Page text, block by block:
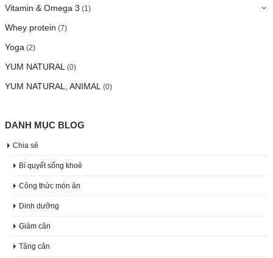
Vitamin & Omega 3 (1)
Whey protein (7)
Yoga (2)
YUM NATURAL (0)
YUM NATURAL, ANIMAL (0)
DANH MỤC BLOG
Chia sẻ
Bí quyết sống khoẻ
Công thức món ăn
Dinh dưỡng
Giảm cân
Tăng cân